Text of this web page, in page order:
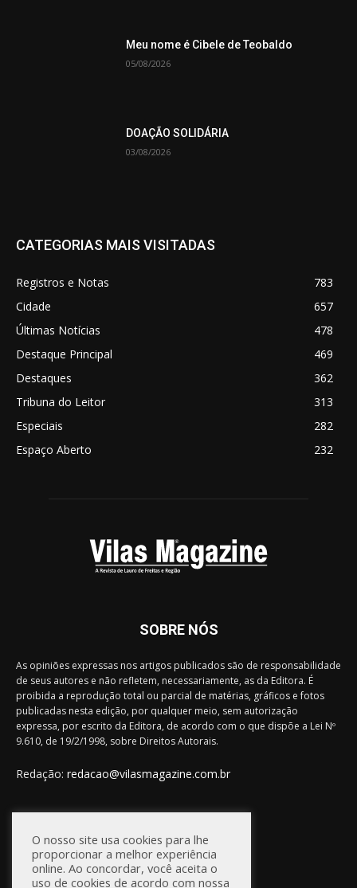
Meu nome é Cibele de Teobaldo
05/08/2026
DOAÇÃO SOLIDÁRIA
03/08/2026
CATEGORIAS MAIS VISITADAS
Registros e Notas
783
Cidade
657
Últimas Notícias
478
Destaque Principal
469
Destaques
362
Tribuna do Leitor
313
Especiais
282
Espaço Aberto
232
SOBRE NÓS
As opiniões expressas nos artigos publicados são de responsabilidade
de seus autores e não refletem, necessariamente, as da Editora. É
proibida a reprodução total ou parcial de matérias, gráficos e fotos
publicadas nesta edição, por qualquer meio, sem autorização
expressa, por escrito da Editora, de acordo com o que dispõe a Lei Nº
9.610, de 19/2/1998, sobre Direitos Autorais.
Redação: redacao@vilasmagazine.com.br
FIQUE CONECTADO
O nosso site usa cookies para lhe
proporcionar a melhor experiência
online. Ao concordar, você aceita o
uso de cookies de acordo com nossa